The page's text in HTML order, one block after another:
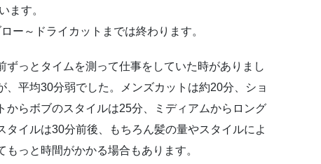
ます。
ー～ドライカットまでは終わります。
ずっとタイムを測って仕事をしていた時がありまし
、平均30分弱でした。メンズカットは約20分、ショ
からボブのスタイルは25分、ミディアムからロング
タイルは30分前後、もちろん髪の量やスタイルによ
もっと時間がかかる場合もあります。